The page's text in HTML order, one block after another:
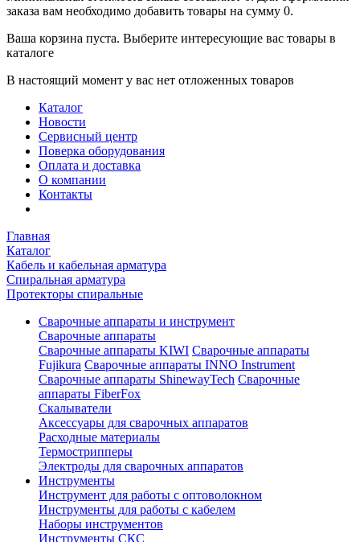
заказа вам необходимо добавить товары на сумму 0.
Ваша корзина пуста. Выберите интересующие вас товары в
каталоге
В настоящий момент у вас нет отложенных товаров
Каталог
Новости
Сервисный центр
Поверка оборудования
Оплата и доставка
О компании
Контакты
Главная
Каталог
Кабель и кабельная арматура
Спиральная арматура
Протекторы спиральные
Сварочные аппараты и инструмент
Сварочные аппараты
Сварочные аппараты KIWI Сварочные аппараты
Fujikura Сварочные аппараты INNO Instrument
Сварочные аппараты ShinewayTech Cварочные
аппараты FiberFox
Скалыватели
Аксессуары для сварочных аппаратов
Расходные материалы
Термострипперы
Электроды для сварочных аппаратов
Инструменты
Инструмент для работы с оптоволокном
Инструменты для работы с кабелем
Наборы инструментов
Инструменты СКС